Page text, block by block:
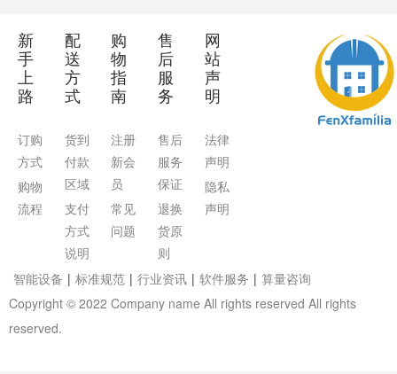
新
手
上
路
订购
方式
购物
流程
配
送
方
式
货到
付款
区域
支付
方式
说明
购
物
指
南
注册
新会
员
常见
问题
售
后
服
务
售后
服务
保证
退换
货原
则
网
站
声
明
法律
声明
隐私
声明
智能设备 | 标准规范 | 行业资讯 | 软件服务 | 算量咨询
Copyright © 2022 Company name All rights reserved All rights
reserved.